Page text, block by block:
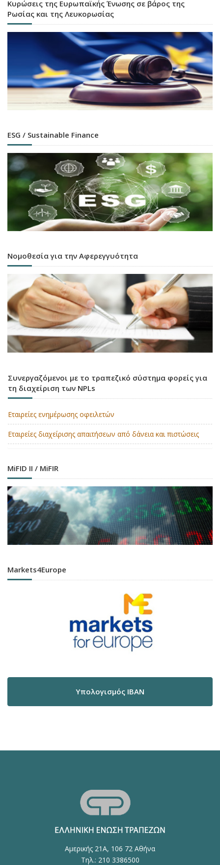
Κυρώσεις της Ευρωπαϊκής Ένωσης σε βάρος της
Ρωσίας και της Λευκορωσίας
ESG / Sustainable Finance
Νομοθεσία για την Αφερεγγυότητα
Συνεργαζόμενοι με το τραπεζικό σύστημα φορείς για
τη διαχείριση των NPLs
Εταιρείες ενημέρωσης οφειλετών
Εταιρείες διαχείρισης απαιτήσεων από δάνεια και πιστώσεις
MiFID II / MiFIR
Markets4Europe
Υπολογισμός IBAN
Αμερικής 21Α, 106 72 Αθήνα
Τηλ.: 210 3386500